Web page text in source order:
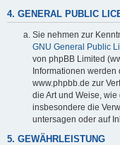
4. GENERAL PUBLIC
Sie nehmen zur
GNU General Public
von phpBB Limited
Informationen
www.phpbb.de zur
die Art und Weise,
insbesondere die
untersagen oder auf
5. GEWÄHRLEISTUNG